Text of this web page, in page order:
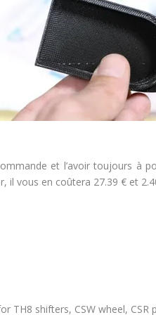
et l’avoir toujours à
il vous en coûtera 27.39 € et
TH8 shifters, CSW wheel,